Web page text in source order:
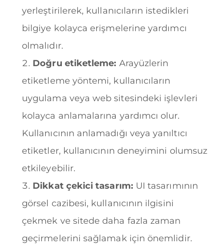
yerleştirilerek, kullanıcıların istedikleri
bilgiye kolayca erişmelerine yardımcı
olmalıdır.
Doğru etiketleme: Arayüzlerin
etiketleme yöntemi, kullanıcıların
uygulama veya web sitesindeki işlevleri
kolayca anlamalarına yardımcı olur.
Kullanıcının anlamadığı veya yanıltıcı
etiketler, kullanıcının deneyimini olumsuz
etkileyebilir.
Dikkat çekici tasarım: UI tasarımının
görsel cazibesi, kullanıcının ilgisini
çekmek ve sitede daha fazla zaman
geçirmelerini sağlamak için önemlidir.